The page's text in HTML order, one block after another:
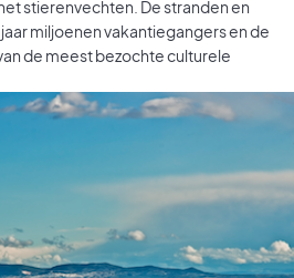
stierenvechten. De stranden en
miljoenen vakantiegangers en de
de meest bezochte culturele